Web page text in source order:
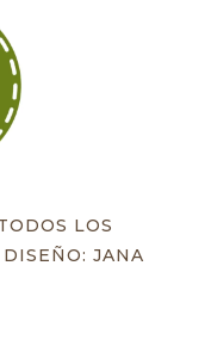
LOS
JANA